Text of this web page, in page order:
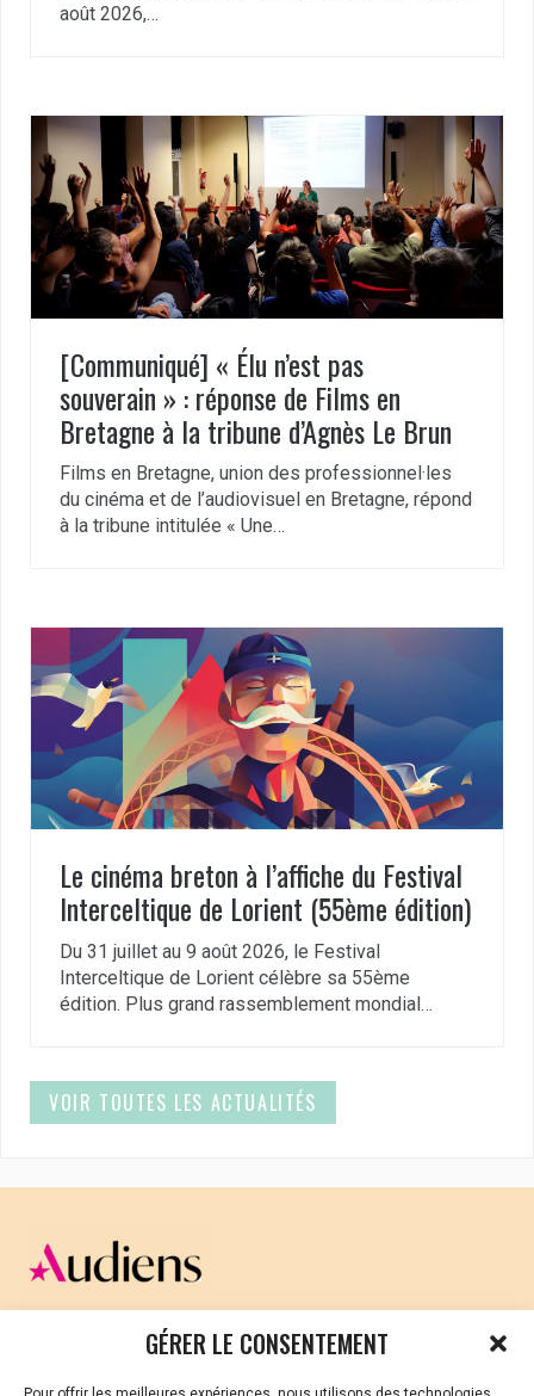
GÉRER LE CONSENTEMENT
août 2026,…
[Communiqué] « Élu n’est pas
souverain » : réponse de Films en
Bretagne à la tribune d’Agnès Le Brun
Films en Bretagne, union des professionnel·les
du cinéma et de l’audiovisuel en Bretagne, répond
à la tribune intitulée « Une…
Le cinéma breton à l’affiche du Festival
Interceltique de Lorient (55ème édition)
Du 31 juillet au 9 août 2026, le Festival
Interceltique de Lorient célèbre sa 55ème
édition. Plus grand rassemblement mondial…
VOIR TOUTES LES ACTUALITÉS
CELLULE D’ÉCOUTE ET DE SOUTIEN PSYCHOLOGIQUE ET